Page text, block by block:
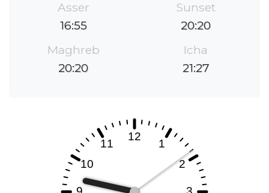
Asser
16:55
Sunset
20:20
Maghreb
20:20
Icha
21:27